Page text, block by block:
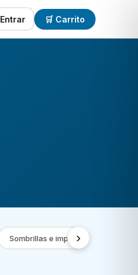
Entrar 🛒 Carrito
Sombrillas e impermeables
›